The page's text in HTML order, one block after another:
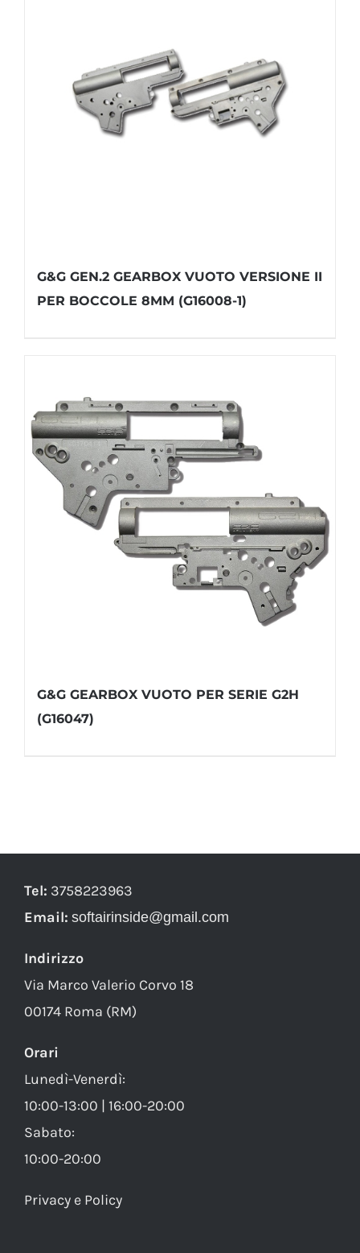
G&G GEN.2 GEARBOX VUOTO VERSIONE II
PER BOCCOLE 8MM (G16008-1)
G&G GEARBOX VUOTO PER SERIE G2H
(G16047)
Tel: 3758223963
Email: softairinside@gmail.com
Indirizzo
Via Marco Valerio Corvo 18
00174 Roma (RM)
Orari
Lunedì-Venerdì:
10:00-13:00 | 16:00-20:00
Sabato:
10:00-20:00
Privacy e Policy